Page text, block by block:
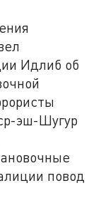
Идлиб об
эш-Шугур
повод